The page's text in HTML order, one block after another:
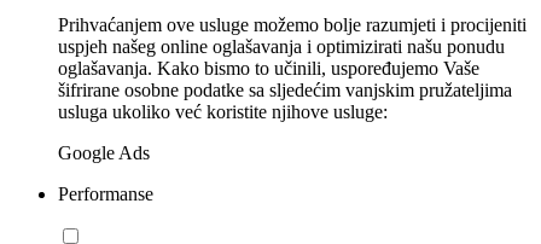
Prihvaćanjem ove usluge možemo bolje razumjeti i procijeniti
uspjeh našeg online oglašavanja i optimizirati našu ponudu
oglašavanja. Kako bismo to učinili, uspoređujemo Vaše
šifrirane osobne podatke sa sljedećim vanjskim pružateljima
usluga ukoliko već koristite njihove usluge:
Google Ads
Performanse